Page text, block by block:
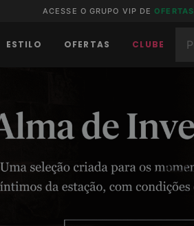
ACESSE O GRUPO VIP DEOFERTAS
ESTILO OFERTAS CLUBE